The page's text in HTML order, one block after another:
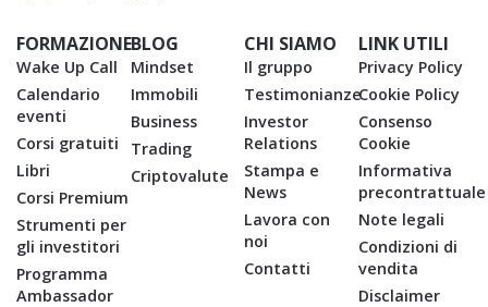
FORMAZIONE
Wake Up Call
Calendario
eventi
Corsi gratuiti
Libri
Corsi Premium
Strumenti per
gli investitori
Programma
Ambassador
BLOG
Mindset
Immobili
Business
Trading
Criptovalute
CHI SIAMO
Il gruppo
Testimonianze
Investor
Relations
Stampa e
News
Lavora con
noi
Contatti
LINK UTILI
Privacy Policy
Cookie Policy
Consenso
Cookie
Informativa
precontrattuale
Note legali
Condizioni di
vendita
Disclaimer